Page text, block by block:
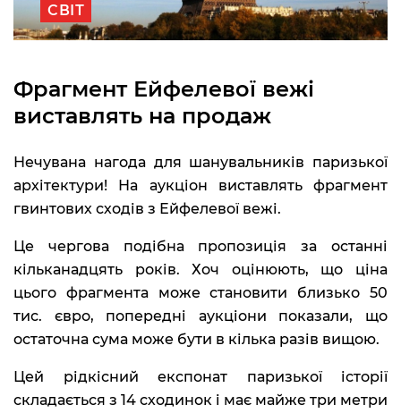
СВІТ
Фрагмент Ейфелевої вежі
виставлять на продаж
Нечувана нагода для шанувальників паризької
архітектури! На аукціон виставлять фрагмент
гвинтових сходів з Ейфелевої вежі.
Це чергова подібна пропозиція за останні
кільканадцять років. Хоч оцінюють, що ціна
цього фрагмента може становити близько 50
тис. євро, попередні аукціони показали, що
остаточна сума може бути в кілька разів вищою.
Цей рідкісний експонат паризької історії
складається з 14 сходинок і має майже три метри